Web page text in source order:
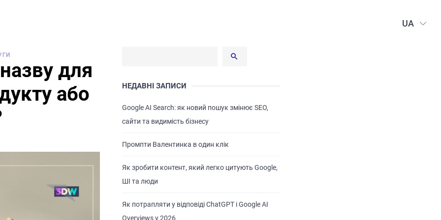
UA
для
або
НЕДАВНІ ЗАПИСИ
Google AI Search: як новий пошук змінює SEO,
сайти та видимість бізнесу
Промпти Валентинка в один клік
Як зробити контент, який легко цитують Google,
ШІ та люди
Як потрапляти у відповіді ChatGPT і Google AI
Overviews у 2026